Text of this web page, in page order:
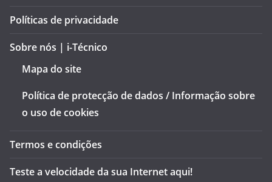
Políticas de privacidade
Sobre nós | i-Técnico
Mapa do site
Política de protecção de dados / Informação sobre
o uso de cookies
Termos e condições
Teste a velocidade da sua Internet aqui!